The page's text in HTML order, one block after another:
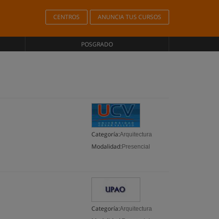
CENTROS ANUNCIA TUS CURSOS
POSGRADO
Categoría:Arquitectura
Modalidad: Presencial
Categoría:Arquitectura